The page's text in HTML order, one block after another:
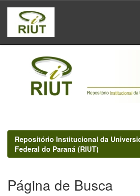
Skip
navigation
Repositório Institucional da
Federal do Paraná (RIUT)
Página de Busca